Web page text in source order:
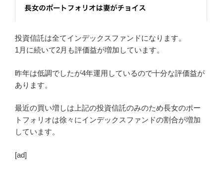
投資信託は全てインデックスファンドになります。
1月に続いて2月も評価益が増加しています。
昨年は低調でしたが4年運用しているので十分な評価益が
あります。
最近の買い増しは上記の投資信託のみのため長女のポー
トフォリオは徐々にインデックスファンドの割合が増加
しています。
[ad]